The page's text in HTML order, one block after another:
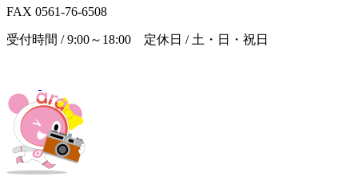
FAX 0561-76-6508
受付時間 / 9:00～18:00 定休日 / 土・日・祝日